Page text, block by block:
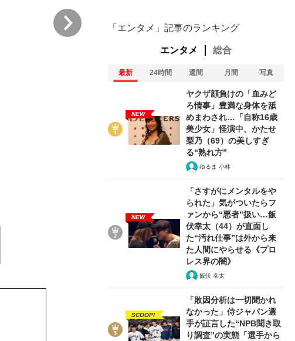
7/9
「エンタメ」記事のランキング
エンタメ 総合
最新 24時間 週間 月間 写真
NEW
ヤクザ顔負けの「血みど
ろ情事」豊満な身体を舐
めまわされ…「自称16歳
美少女」怪演中、かたせ
梨乃（69）の美しすぎ
る“熟れ方”
ゆるま 小林
NEW
「さすがにメンタルをや
られた」気がついたらフ
ァンから“悪者”扱い…飯
伏幸太（44）が直面し
た“汚れ仕事”は外から来
た人間にやらせる《プロ
レス界の闇》
飯伏 幸太
SCOOP!
「敗因分析は一切聞かれ
なかった」侍ジャパン選
手が証言した“NPB聞き取
り調査”の実態「選手から